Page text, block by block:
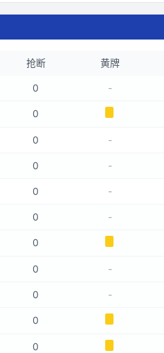
抢断 黄牌
0 -
0
0 -
0 -
0 -
0 -
0
0 -
0 -
0
0